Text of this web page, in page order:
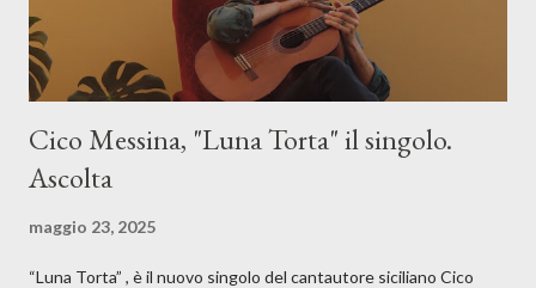
Cico Messina, "Luna Torta" il singolo.
Ascolta
maggio 23, 2025
“Luna Torta” , è il nuovo singolo del cantautore siciliano Cico